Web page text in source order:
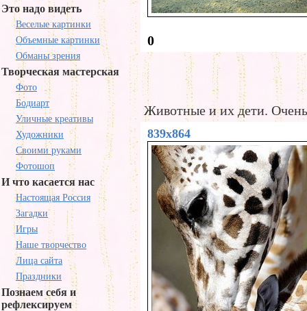
Это надо видеть
Веселые картинки
Объемные картинки
Обманы зрения
Творческая мастерская
Фото
Бодиарт
Уличные креативы
Художники
Своими руками
Фотошоп
И что касается нас
Настоящая Россия
Загадки
Игры
Наше творчество
Лица сайта
Праздники
Познаем себя и
рефлексируем
0
Животные и их дети.
839x864